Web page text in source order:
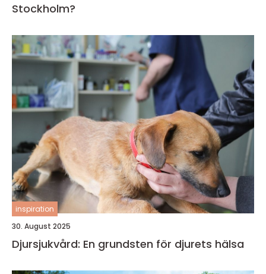
Stockholm?
inspiration
30. August 2025
Djursjukvård: En grundsten för djurets hälsa